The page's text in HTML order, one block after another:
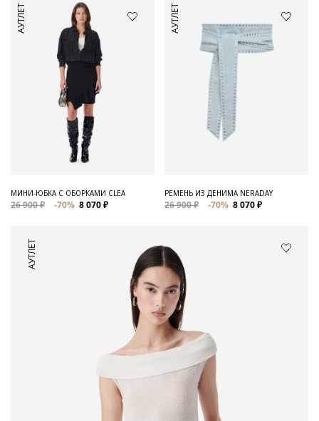
АУТЛЕТ
МИНИ-ЮБКА С ОБОРКАМИ CLEA
26 900 ₽ -70% 8 070 ₽
АУТЛЕТ
РЕМЕНЬ ИЗ ДЕНИМА NERADAY
26 900 ₽ -70% 8 070 ₽
АУТЛЕТ